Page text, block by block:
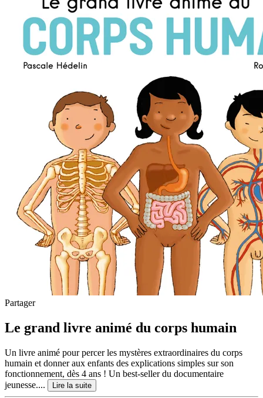
Partager
Le grand livre animé du corps humain
Un livre animé pour percer les mystères extraordinaires du corps
humain et donner aux enfants des explications simples sur son
fonctionnement, dès 4 ans ! Un best-seller du documentaire
jeunesse....
Lire la suite